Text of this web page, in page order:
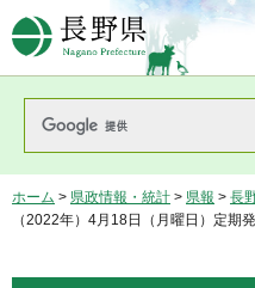
長野県
ホーム > 県政情報・統計 > 県報 > 長
（2022年）4月18日（月曜日）定期